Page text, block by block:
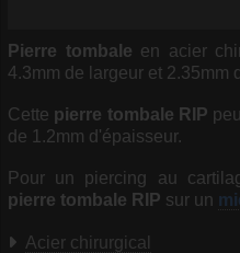
Pierre tombale en acier
4.3mm de largeur et 2.35mm
Cette pierre tombale RIP
de 1.2mm d'épaisseur.
Pour un piercing au
pierre tombale RIP sur un
Acier chirurgical